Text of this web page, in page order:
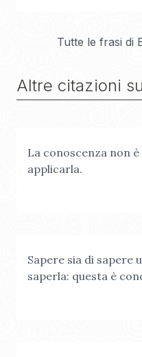
Tutte le frasi di
Altre citazioni
La conoscenza non
applicarla.
Sapere sia di sapere
saperla: questa è